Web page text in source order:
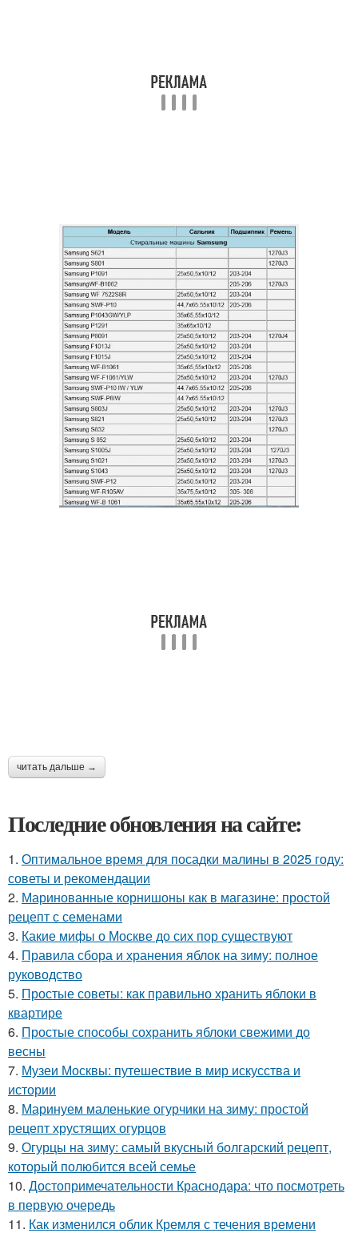
читать дальше →
Последние обновления на сайте:
1. Оптимальное время для посадки малины в 2025 году:
советы и рекомендации
2. Маринованные корнишоны как в магазине: простой
рецепт с семенами
3. Какие мифы о Москве до сих пор существуют
4. Правила сбора и хранения яблок на зиму: полное
руководство
5. Простые советы: как правильно хранить яблоки в
квартире
6. Простые способы сохранить яблоки свежими до
весны
7. Музеи Москвы: путешествие в мир искусства и
истории
8. Маринуем маленькие огурчики на зиму: простой
рецепт хрустящих огурцов
9. Огурцы на зиму: самый вкусный болгарский рецепт,
который полюбится всей семье
10. Достопримечательности Краснодара: что посмотреть
в первую очередь
11. Как изменился облик Кремля с течения времени